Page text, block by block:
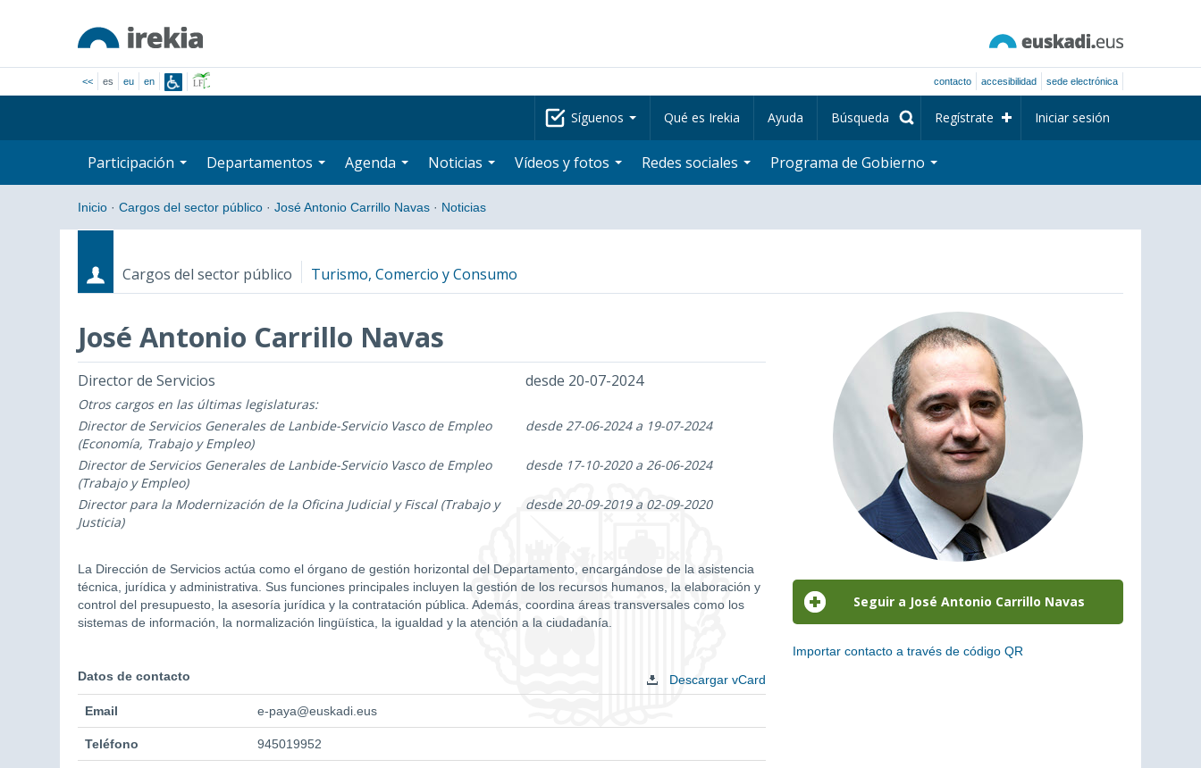
<< es eu en contacto accesibilidad sede electrónica
Síguenos Qué es Irekia Ayuda Búsqueda Regístrate Iniciar sesión
Participación Departamentos Agenda Noticias Vídeos y fotos Redes sociales Programa de Gobierno
Inicio · Cargos del sector público · José Antonio Carrillo Navas · Noticias
Cargos del sector público Turismo, Comercio y Consumo
José Antonio Carrillo Navas
CargosFecha de inicio - Fecha fin
Director de Servicios desde 20-07-2024
Otros cargos en las últimas legislaturas:
Director de Servicios Generales de Lanbide-Servicio Vasco de Empleo
(Economía, Trabajo y Empleo)
desde 27-06-2024 a 19-07-2024
Director de Servicios Generales de Lanbide-Servicio Vasco de Empleo
(Trabajo y Empleo)
desde 17-10-2020 a 26-06-2024
Director para la Modernización de la Oficina Judicial y Fiscal (Trabajo y
Justicia)
desde 20-09-2019 a 02-09-2020
La Dirección de Servicios actúa como el órgano de gestión horizontal del Departamento, encargándose de la asistencia
técnica, jurídica y administrativa. Sus funciones principales incluyen la gestión de los recursos humanos, la elaboración y
control del presupuesto, la asesoría jurídica y la contratación pública. Además, coordina áreas transversales como los
sistemas de información, la normalización lingüística, la igualdad y la atención a la ciudadanía.
Datos de contacto Descargar vCard
Email e-paya@euskadi.eus
Teléfono 945019952
Importar contacto a través de código QR